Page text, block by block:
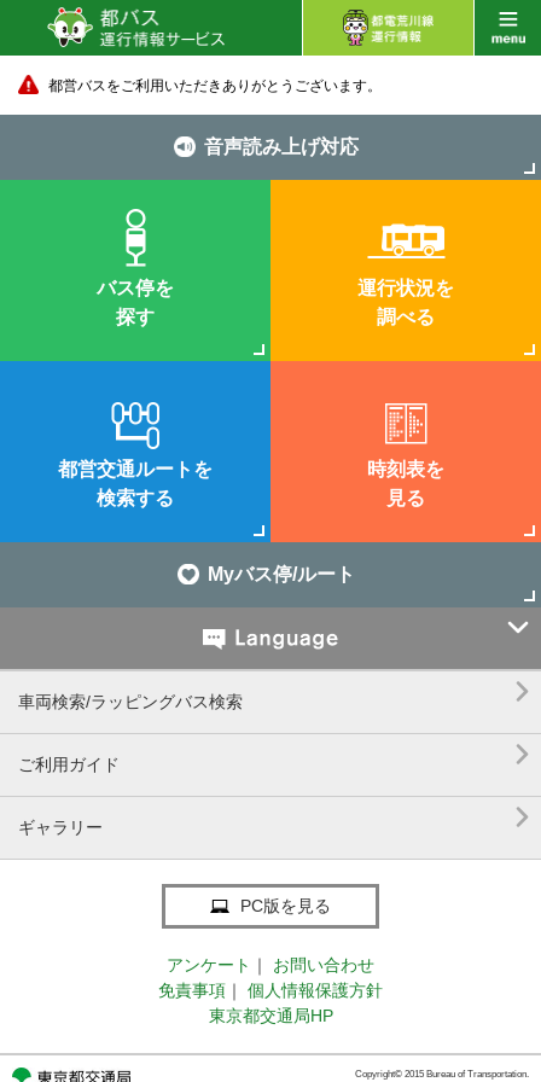
都営バスをご利用いただきありがとうございます。
音声読み上げ対応
バス停を
探す
運行状況を
調べる
都営交通ルートを
検索する
時刻表を
見る
Myバス停/ルート

車両検索/ラッピングバス検索 
ご利用ガイド 
ギャラリー 
PC版を見る
アンケート ｜
お問い合わせ
免責事項 ｜
個人情報保護方針
東京都交通局HP
Copyright© 2015 Bureau of Transportation.